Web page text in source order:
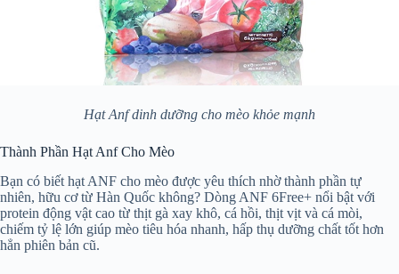
Hạt Anf dinh dưỡng cho mèo khỏe mạnh
Thành Phần Hạt Anf Cho Mèo
Bạn có biết hạt ANF cho mèo được yêu thích nhờ thành phần tự
nhiên, hữu cơ từ Hàn Quốc không? Dòng ANF 6Free+ nổi bật với
protein động vật cao từ thịt gà xay khô, cá hồi, thịt vịt và cá mòi,
chiếm tỷ lệ lớn giúp mèo tiêu hóa nhanh, hấp thụ dưỡng chất tốt hơn
hẳn phiên bản cũ.